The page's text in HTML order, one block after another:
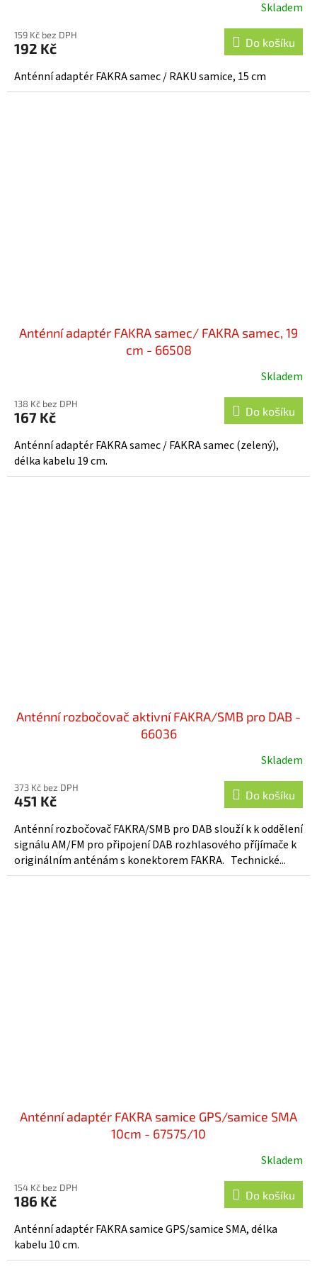
Skladem
159 Kč bez DPH
192 Kč Do košíku
Anténní adaptér FAKRA samec / RAKU samice, 15 cm
Anténní adaptér FAKRA samec/ FAKRA samec, 19
cm - 66508
Skladem
138 Kč bez DPH
167 Kč Do košíku
Anténní adaptér FAKRA samec / FAKRA samec (zelený),
délka kabelu 19 cm.
Anténní rozbočovač aktivní FAKRA/SMB pro DAB -
66036
Skladem
373 Kč bez DPH
451 Kč Do košíku
Anténní rozbočovač FAKRA/SMB pro DAB slouží k k oddělení
signálu AM/FM pro připojení DAB rozhlasového příjímače k
originálním anténám s konektorem FAKRA. Technické...
Anténní adaptér FAKRA samice GPS/samice SMA
10cm - 67575/10
Skladem
154 Kč bez DPH
186 Kč Do košíku
Anténní adaptér FAKRA samice GPS/samice SMA, délka
kabelu 10 cm.